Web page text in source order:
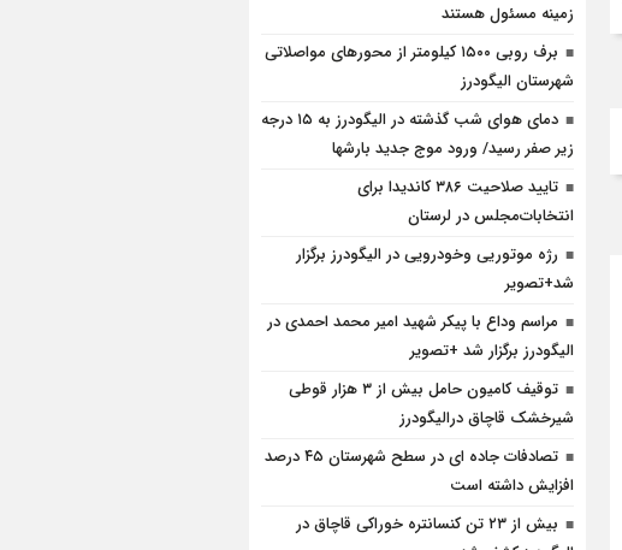
زمینه مسئول هستند
برف روبی ۱۵۰۰ کیلومتر از محور‌های مواصلاتی
شهرستان الیگودرز
دمای هوای شب گذشته در الیگودرز به ۱۵ درجه
زیر صفر رسید/ ورود موج جدید بارشها
تایید صلاحیت ۳۸۶ کاندیدا برای
انتخابات‌مجلس در لرستان
رژه موتوریی وخودرویی در الیگودرز برگزار
شد+تصویر
مراسم وداع با پیکر شهید امیر محمد احمدی در
الیگودرز برگزار شد +تصویر
توقیف کامیون حامل بیش از ۳ هزار قوطی
شیرخشک قاچاق درالیگودرز
تصادفات جاده ای در سطح شهرستان ۴۵ درصد
افزایش داشته است
بیش از ۲۳ تن کنسانتره خوراکی قاچاق در